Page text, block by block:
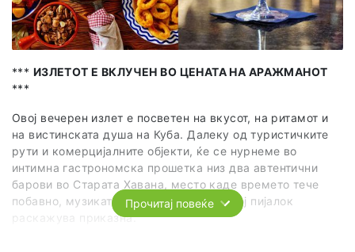
*** ИЗЛЕТОТ Е ВКЛУЧЕН ВО ЦЕНАТА НА АРАЖМАНОТ
***
Овој вечерен излет е посветен на вкусот, на ритамот и
на вистинската душа на Куба. Далеку од туристичките
рути и комерцијалните објекти, ќе се нурнеме во
интимна гастрономска прошетка низ два автентични
барови во Старата Хавана, место каде времето тече
побавно, музиката е во воздухот, а секој пијалок
раскажува приказна.
Прочитај повеќе